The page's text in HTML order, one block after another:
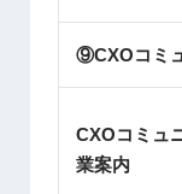
⑨CXOコミ
CXOコミュ
業案内